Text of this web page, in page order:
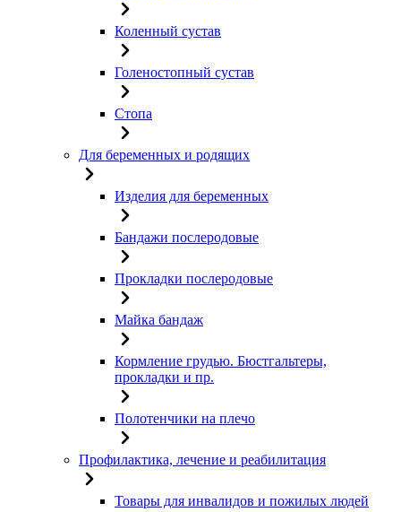
Коленный сустав
Голеностопный сустав
Стопа
Для беременных и родящих
Изделия для беременных
Бандажи послеродовые
Прокладки послеродовые
Майка бандаж
Кормление грудью. Бюстгальтеры,
прокладки и пр.
Полотенчики на плечо
Профилактика, лечение и реабилитация
Товары для инвалидов и пожилых людей